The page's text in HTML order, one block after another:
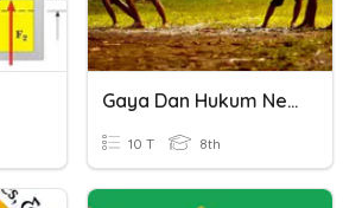
Gaya Dan Hukum Newton
10 T 8th